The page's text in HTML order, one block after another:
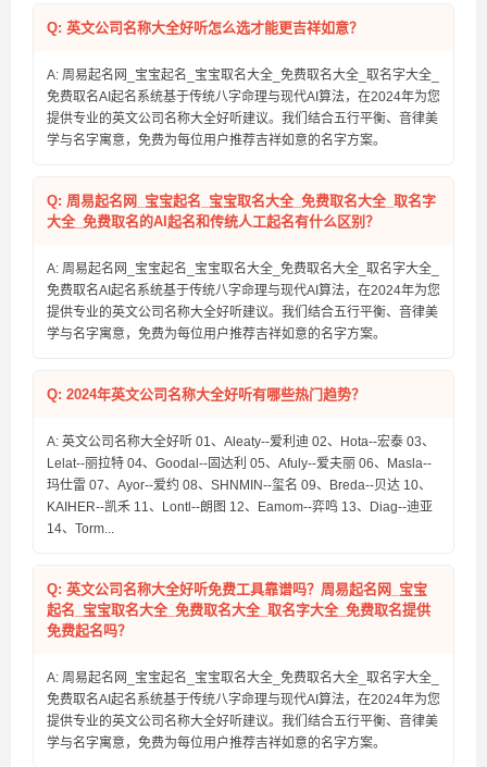
Q: 英文公司名称大全好听怎么选才能更吉祥如意？
A: 周易起名网_宝宝起名_宝宝取名大全_免费取名大全_取名字大全_
免费取名AI起名系统基于传统八字命理与现代AI算法，在2024年为您
提供专业的英文公司名称大全好听建议。我们结合五行平衡、音律美
学与名字寓意，免费为每位用户推荐吉祥如意的名字方案。
Q: 周易起名网_宝宝起名_宝宝取名大全_免费取名大全_取名字
大全_免费取名的AI起名和传统人工起名有什么区别？
A: 周易起名网_宝宝起名_宝宝取名大全_免费取名大全_取名字大全_
免费取名AI起名系统基于传统八字命理与现代AI算法，在2024年为您
提供专业的英文公司名称大全好听建议。我们结合五行平衡、音律美
学与名字寓意，免费为每位用户推荐吉祥如意的名字方案。
Q: 2024年英文公司名称大全好听有哪些热门趋势？
A: 英文公司名称大全好听 01、Aleaty--爱利迪 02、Hota--宏泰 03、
Lelat--丽拉特 04、Goodal--固达利 05、Afuly--爱夫丽 06、Masla--
玛仕雷 07、Ayor--爱约 08、SHNMIN--玺名 09、Breda--贝达 10、
KAIHER--凯禾 11、Lontl--朗图 12、Eamom--弈鸣 13、Diag--迪亚
14、Torm...
Q: 英文公司名称大全好听免费工具靠谱吗？周易起名网_宝宝
起名_宝宝取名大全_免费取名大全_取名字大全_免费取名提供
免费起名吗？
A: 周易起名网_宝宝起名_宝宝取名大全_免费取名大全_取名字大全_
免费取名AI起名系统基于传统八字命理与现代AI算法，在2024年为您
提供专业的英文公司名称大全好听建议。我们结合五行平衡、音律美
学与名字寓意，免费为每位用户推荐吉祥如意的名字方案。